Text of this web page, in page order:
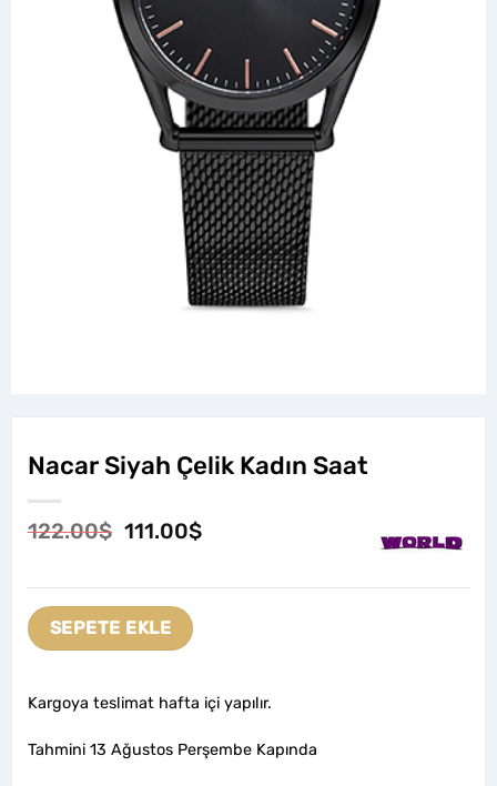
Nacar Siyah Çelik Kadın Saat
122.00$ Orijinal
111.00$Şu
111.00$.
SEPETE EKLE
Kargoya teslimat hafta içi yapılır.
Tahmini 13 Ağustos Perşembe Kapında